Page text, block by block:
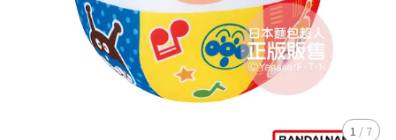
1 / 7